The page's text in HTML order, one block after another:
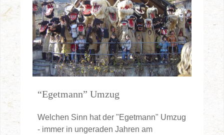
“Egetmann” Umzug
Welchen Sinn hat der "Egetmann" Umzug
- immer in ungeraden Jahren am